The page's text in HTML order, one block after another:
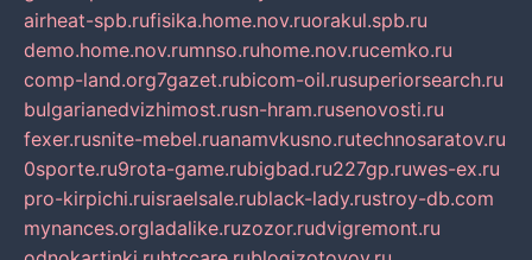
airheat-spb.rufisika.home.nov.ruorakul.spb.ru
demo.home.nov.rumnso.ruhome.nov.rucemko.ru
comp-land.org7gazet.rubicom-oil.rusuperiorsearch.ru
bulgarianedvizhimost.rusn-hram.rusenovosti.ru
fexer.rusnite-mebel.ruanamvkusno.rutechnosaratov.ru
0sporte.ru9rota-game.rubigbad.ru227gp.ruwes-ex.ru
pro-kirpichi.ruisraelsale.rublack-lady.rustroy-db.com
mynances.orgladalike.ruzozor.rudvigremont.ru